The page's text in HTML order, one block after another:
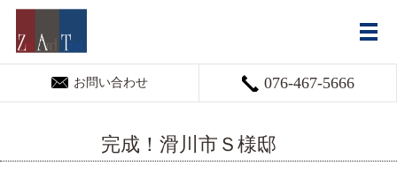
お問い合わせ 076-467-5666
メ
完成！滑川市Ｓ様邸